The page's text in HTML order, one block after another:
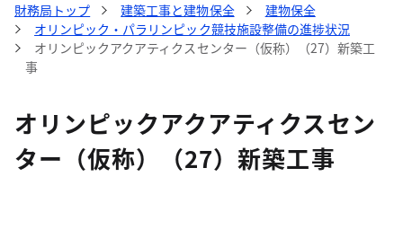
財務局トップ 建築工事と建物保全
建物保全
オリンピック・パラリンピック競技施設整備の進捗状況
オリンピックアクアティクスセンター（仮称）（27）新築工
事
オリンピックアクアティクスセン
ター（仮称）（27）新築工事